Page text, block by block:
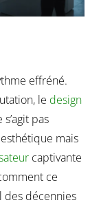
effréné.
le design
pas
esthétique mais
captivante
ce
des décennies